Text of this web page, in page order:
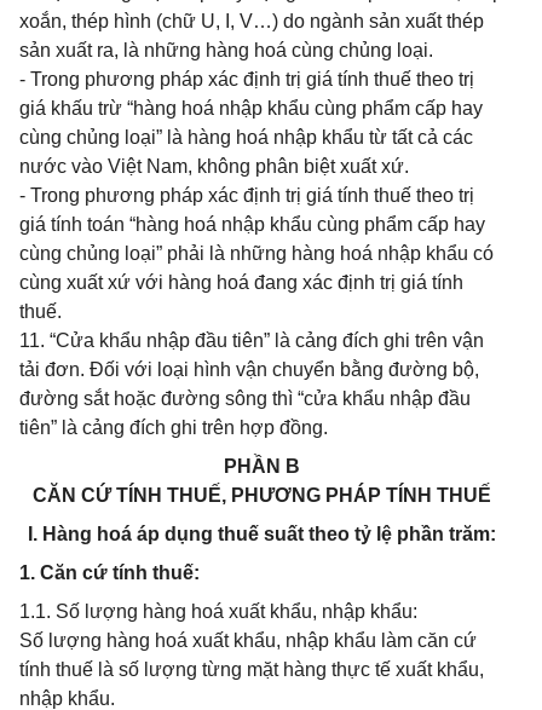
xoắn, thép hình (chữ U, I, V…) do ngành sản xuất thép
sản xuất ra, là những hàng hoá cùng chủng loại.
- Trong phương pháp xác định trị giá tính thuế theo trị
giá khấu trừ “hàng hoá nhập khẩu cùng phẩm cấp hay
cùng chủng loại” là hàng hoá nhập khẩu từ tất cả các
nước vào Việt Nam, không phân biệt xuất xứ.
- Trong phương pháp xác định trị giá tính thuế theo trị
giá tính toán “hàng hoá nhập khẩu cùng phẩm cấp hay
cùng chủng loại” phải là những hàng hoá nhập khẩu có
cùng xuất xứ với hàng hoá đang xác định trị giá tính
thuế.
11. “Cửa khẩu nhập đầu tiên” là cảng đích ghi trên vận
tải đơn. Đối với loại hình vận chuyển bằng đường bộ,
đường sắt hoặc đường sông thì “cửa khẩu nhập đầu
tiên” là cảng đích ghi trên hợp đồng.
PHẦN B
CĂN CỨ TÍNH THUẾ, PHƯƠNG PHÁP TÍNH THUẾ
I. Hàng hoá áp dụng thuế suất theo tỷ lệ phần trăm:
1. Căn cứ tính thuế:
1.1. Số lượng hàng hoá xuất khẩu, nhập khẩu:
Số lượng hàng hoá xuất khẩu, nhập khẩu làm căn cứ
tính thuế là số lượng từng mặt hàng thực tế xuất khẩu,
nhập khẩu.